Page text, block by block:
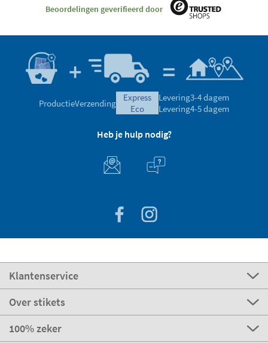
Beoordelingen geverifieerd door
ProductieVerzending
express
eco
Levering3-4 dagem
Levering4-5 dagem
Heb je hulp nodig?
Klantenservice
Over stikets
100% zeker